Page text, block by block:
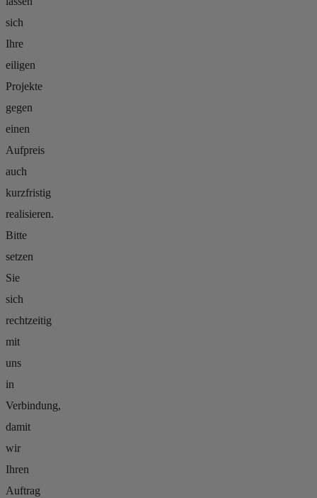
sich
Ihre
eiligen
Projekte
gegen
einen
Aufpreis
auch
kurzfristig
realisieren.
Bitte
setzen
Sie
sich
rechtzeitig
mit
uns
in
Verbindung,
damit
wir
Ihren
Auftrag